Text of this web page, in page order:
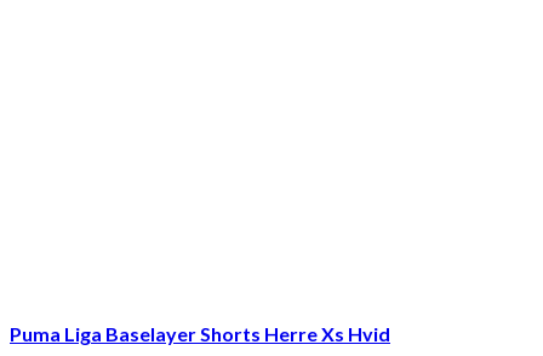
Puma Liga Baselayer Shorts Herre Xs Hvid